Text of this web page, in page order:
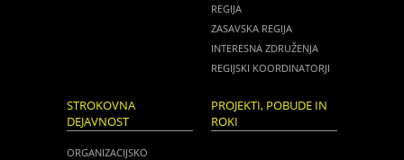
REGIJA
ZASAVSKA REGIJA
INTERESNA ZDRUŽENJA
REGIJSKI KOORDINATORJI
STROKOVNA
DEJAVNOST
ORGANIZACIJSKO
PROJEKTI, POBUDE IN
ROKI